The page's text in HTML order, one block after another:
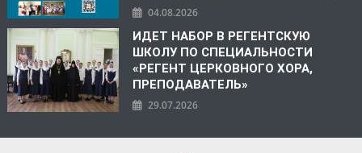
04.08.2026
ИДЕТ НАБОР В РЕГЕНТСКУЮ
ШКОЛУ ПО СПЕЦИАЛЬНОСТИ
«РЕГЕНТ ЦЕРКОВНОГО ХОРА,
ПРЕПОДАВАТЕЛЬ»
29.07.2026